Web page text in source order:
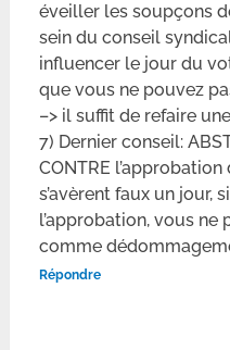
éveiller les soupçons
sein du conseil
influencer le jour du
que vous ne pouvez
–> il suffit de refaire
7) Dernier conseil:
CONTRE
s’avèrent faux un jour,
l’approbation, vous
comme
Répondre